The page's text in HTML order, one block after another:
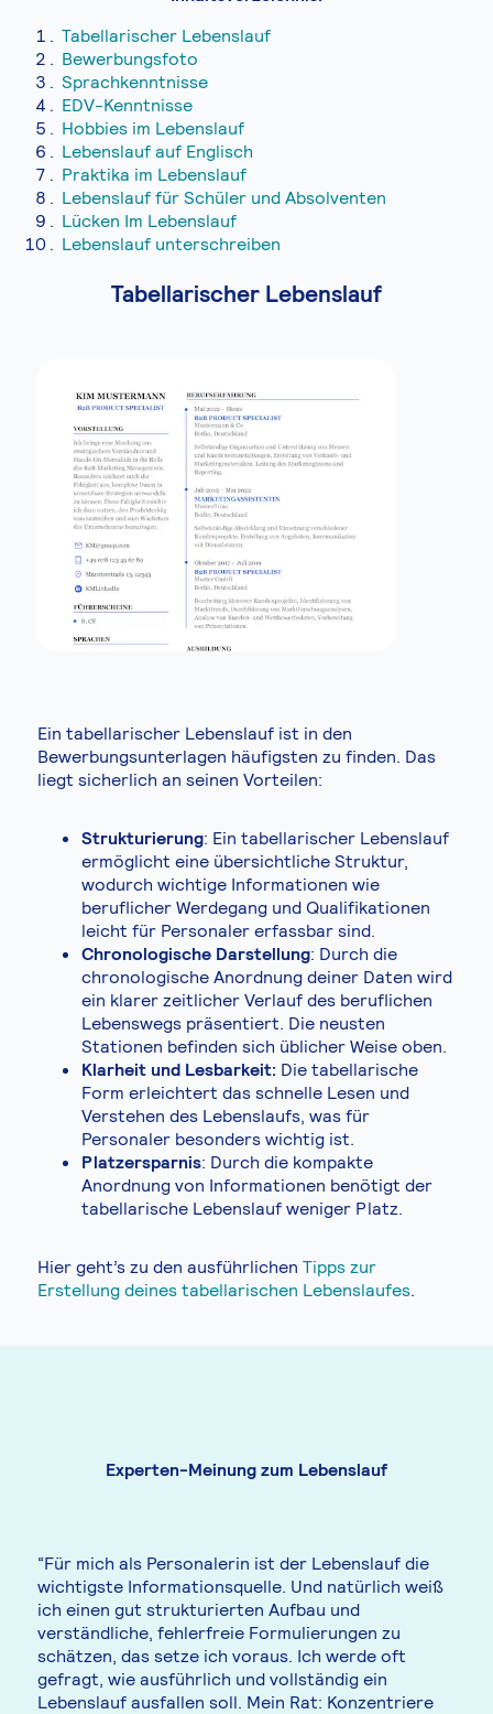
Tabellarischer Lebenslauf
Bewerbungsfoto
Sprachkenntnisse
EDV-Kenntnisse
Hobbies im Lebenslauf
Lebenslauf auf Englisch
Praktika im Lebenslauf
Lebenslauf für Schüler und Absolventen
Lücken Im Lebenslauf
Lebenslauf unterschreiben
Tabellarischer Lebenslauf
Ein tabellarischer Lebenslauf ist in den
Bewerbungsunterlagen häufigsten zu finden. Das
liegt sicherlich an seinen Vorteilen:
Strukturierung: Ein tabellarischer Lebenslauf
ermöglicht eine übersichtliche Struktur,
wodurch wichtige Informationen wie
beruflicher Werdegang und Qualifikationen
leicht für Personaler erfassbar sind.
Chronologische Darstellung: Durch die
chronologische Anordnung deiner Daten wird
ein klarer zeitlicher Verlauf des beruflichen
Lebenswegs präsentiert. Die neusten
Stationen befinden sich üblicher Weise oben.
Klarheit und Lesbarkeit: Die tabellarische
Form erleichtert das schnelle Lesen und
Verstehen des Lebenslaufs, was für
Personaler besonders wichtig ist.
Platzersparnis: Durch die kompakte
Anordnung von Informationen benötigt der
tabellarische Lebenslauf weniger Platz.
Hier geht’s zu den ausführlichen Tipps zur
Erstellung deines tabellarischen Lebenslaufes.
Experten-Meinung zum Lebenslauf
“Für mich als Personalerin ist der Lebenslauf die
wichtigste Informationsquelle. Und natürlich weiß
ich einen gut strukturierten Aufbau und
verständliche, fehlerfreie Formulierungen zu
schätzen, das setze ich voraus. Ich werde oft
gefragt, wie ausführlich und vollständig ein
Lebenslauf ausfallen soll. Mein Rat: Konzentriere